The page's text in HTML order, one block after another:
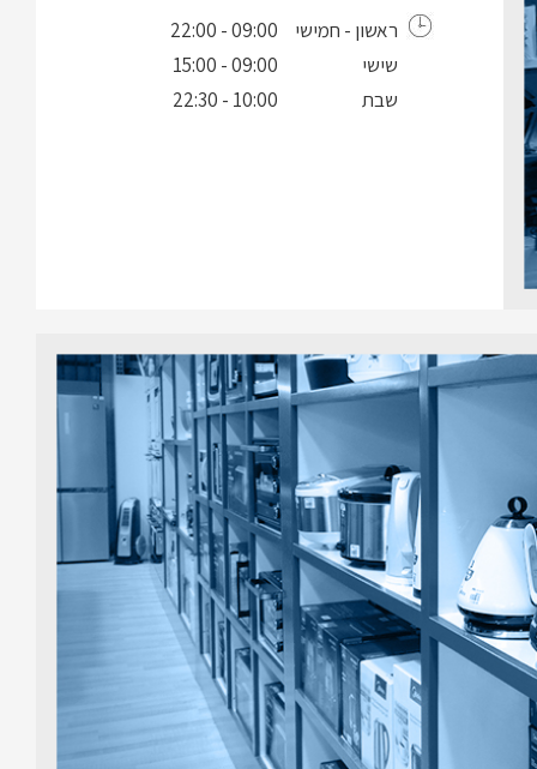
ראשון - חמישי
09:00 - 22:00
שישי
09:00 - 15:00
שבת
10:00 - 22:30